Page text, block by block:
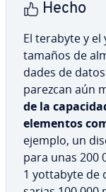
Hecho
El terabyte y
tamaños de
da­des de
parezcan aún
de la
elementos
ejemplo, un
para unas 200
1 yottabyte de